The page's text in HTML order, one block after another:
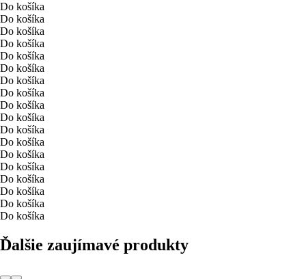
Do košíka
Do košíka
Do košíka
Do košíka
Do košíka
Do košíka
Do košíka
Do košíka
Do košíka
Do košíka
Do košíka
Do košíka
Do košíka
Do košíka
Do košíka
Do košíka
Do košíka
Do košíka
Ďalšie zaujímavé produkty